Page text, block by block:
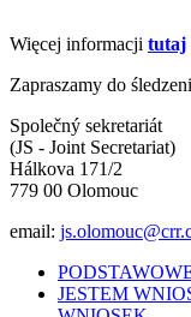
Więcej informacji tutaj
Zapraszamy do
Společný sekretariát
(JS - Joint Secretariat)
Hálkova 171/2
779 00 Olomouc
email:
JESTEM